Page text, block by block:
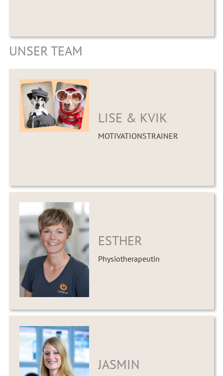
UNSER TEAM
LISE & KVIK
MOTIVATIONSTRAINER
ESTHER
Physiotherapeutin
JASMIN